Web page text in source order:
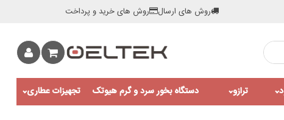
روش های ارسال روش های خرید و پرداخت
ترازو دستگاه بخور سرد و گرم هیوتک تجهیزات عطاری